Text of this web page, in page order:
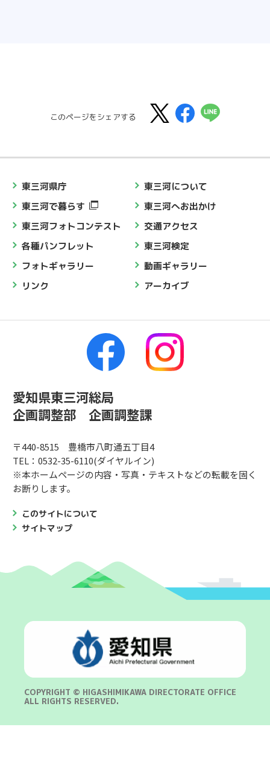
このページをシェアする
東三河県庁
東三河について
東三河で暮らす
東三河へお出かけ
東三河フォトコンテスト
交通アクセス
各種パンフレット
東三河検定
フォトギャラリー
動画ギャラリー
リンク
アーカイブ
愛知県東三河総局
企画調整部 企画調整課
〒440-8515 豊橋市八町通五丁目4
TEL：0532-35-6110(ダイヤルイン)
※本ホームページの内容・写真・テキストなどの転載を固く
お断りします。
このサイトについて
サイトマップ
COPYRIGHT © HIGASHIMIKAWA DIRECTORATE OFFICE
ALL RIGHTS RESERVED.